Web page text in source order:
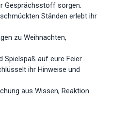
Gesprächsstoff sorgen.
Ständen erlebt ihr
zu Weihnachten,
auf eure Feier.
ihr Hinweise und
aus Wissen, Reaktion